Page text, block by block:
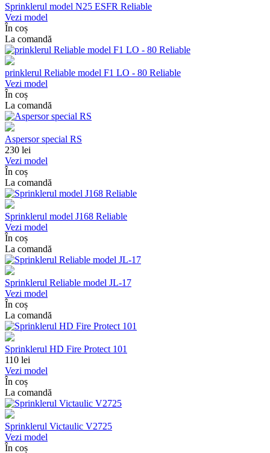
Sprinklerul model N25 ESFR Reliable
Vezi model
În coș
La comandă
prinklerul Reliable model F1 LO - 80 Reliable
Vezi model
În coș
La comandă
Aspersor special RS
230 lei
Vezi model
În coș
La comandă
Sprinklerul model J168 Reliable
Vezi model
În coș
La comandă
Sprinklerul Reliable model JL-17
Vezi model
În coș
La comandă
Sprinklerul HD Fire Protect 101
110 lei
Vezi model
În coș
La comandă
Sprinklerul Victaulic V2725
Vezi model
În coș